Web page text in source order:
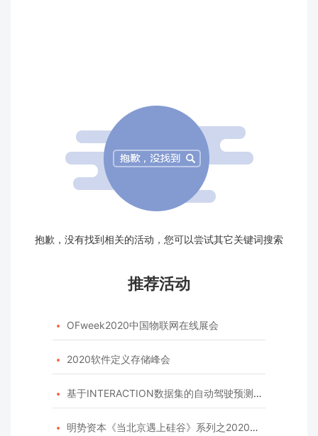
抱歉，没有找到相关的活动，您可以尝试其它关键词搜索
推荐活动
 OFweek2020中国物联网在线展会
 2020软件定义存储峰会
 基于INTERACTION数据集的自动驾驶预测模型挑战赛
 明势资本《当北京遇上硅谷》系列之2020年度开源峰会